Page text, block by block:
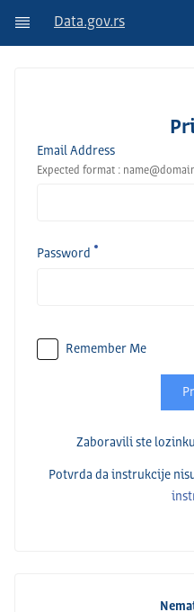
Data.gov.rs
Email Address
Expected format :
Password
Remember Me
Zaboravili ste
Potvrda da instrukcije